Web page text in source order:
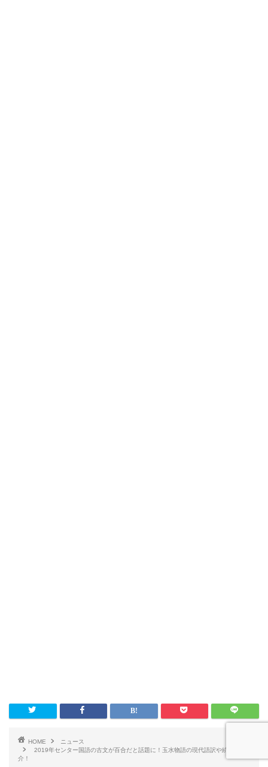
HOME
ニュース
2019年センター国語の古文が百合だと話題に！玉水物語の現代語訳や続きも紹
介！